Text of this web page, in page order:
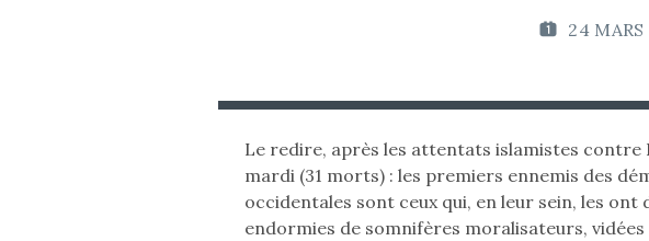
P
I
É
L
E
24 MARS
Le redire, après les attentats islamistes contre
mardi (31 morts) : les premiers ennemis des
occidentales sont ceux qui, en leur sein, les ont
endormies de somnifères moralisateurs, vidées